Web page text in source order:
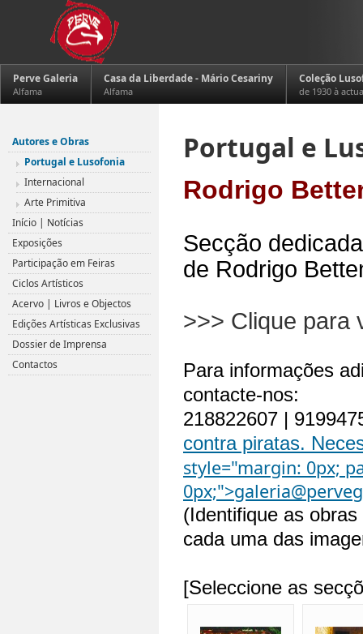
Perve Galeria
Alfama
Casa da Liberdade - Mário Cesariny
Alfama
Coleção
de 1930 à
Portugal e
Rodrigo
Secção
de Rodrigo
>>> Clique para
Para informações
contacte-nos:
218822607 |
contra piratas.
style="margin: 0px;
0px;">
(Identifique as
cada uma das
[Seleccione as
Autores e Obras
Portugal e Lusofonia
Internacional
Arte Primitiva
Início | Notícias
Exposições
Participação em Feiras
Ciclos Artísticos
Acervo | Livros e Objectos
Edições Artísticas Exclusivas
Dossier de Imprensa
Contactos